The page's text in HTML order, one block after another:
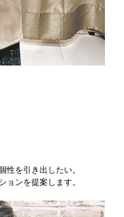
性を引き出したい。
ョンを提案します。